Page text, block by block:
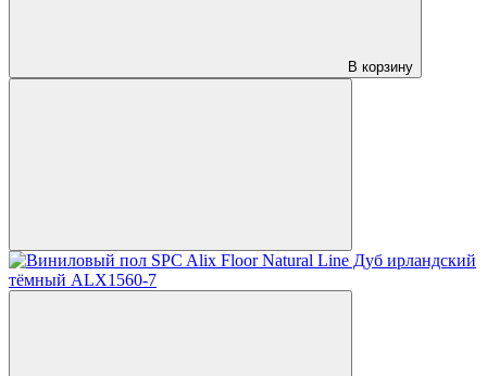
В корзину